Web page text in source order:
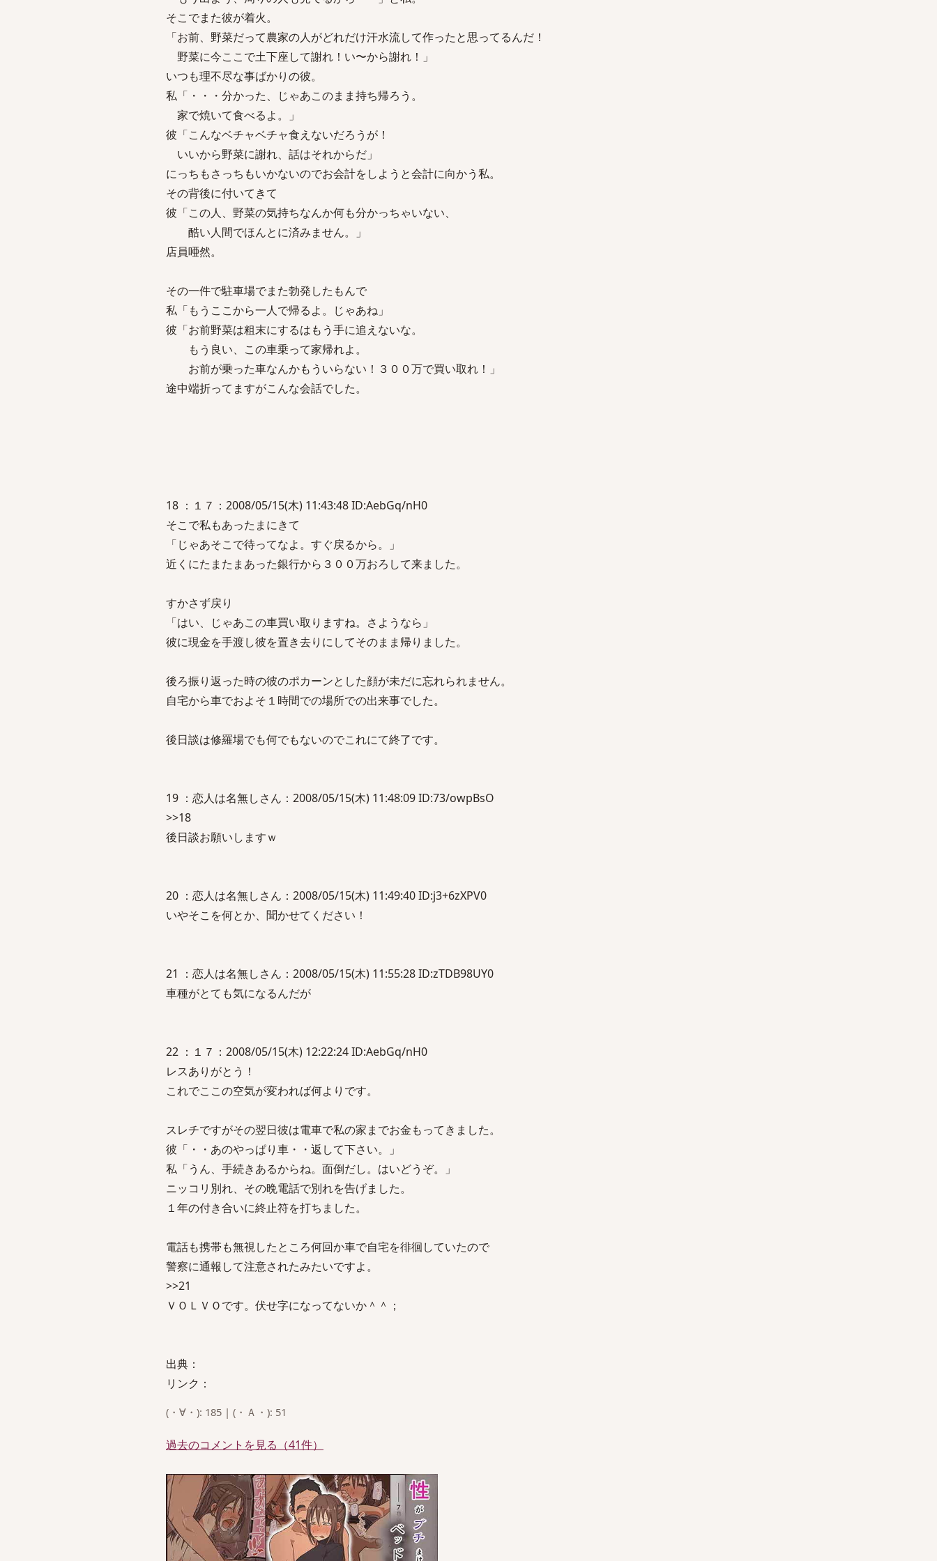
そこでまた彼が着火。
「お前、野菜だって農家の人がどれだけ汗水流して作ったと思ってるんだ！
野菜に今ここで土下座して謝れ！い〜から謝れ！」
いつも理不尽な事ばかりの彼。
私「・・・分かった、じゃあこのまま持ち帰ろう。
家で焼いて食べるよ。」
彼「こんなベチャベチャ食えないだろうが！
いいから野菜に謝れ、話はそれからだ」
にっちもさっちもいかないのでお会計をしようと会計に向かう私。
その背後に付いてきて
彼「この人、野菜の気持ちなんか何も分かっちゃいない、
酷い人間でほんとに済みません。」
店員唖然。
その一件で駐車場でまた勃発したもんで
私「もうここから一人で帰るよ。じゃあね」
彼「お前野菜は粗末にするはもう手に追えないな。
もう良い、この車乗って家帰れよ。
お前が乗った車なんかもういらない！３００万で買い取れ！」
途中端折ってますがこんな会話でした。
18 ：１７：2008/05/15(木) 11:43:48 ID:AebGq/nH0
そこで私もあったまにきて
「じゃあそこで待ってなよ。すぐ戻るから。」
近くにたまたまあった銀行から３００万おろして来ました。
すかさず戻り
「はい、じゃあこの車買い取りますね。さようなら」
彼に現金を手渡し彼を置き去りにしてそのまま帰りました。
後ろ振り返った時の彼のポカーンとした顔が未だに忘れられません。
自宅から車でおよそ１時間での場所での出来事でした。
後日談は修羅場でも何でもないのでこれにて終了です。
19 ：恋人は名無しさん：2008/05/15(木) 11:48:09 ID:73/owpBsO
>>18
後日談お願いしますｗ
20 ：恋人は名無しさん：2008/05/15(木) 11:49:40 ID:j3+6zXPV0
いやそこを何とか、聞かせてください！
21 ：恋人は名無しさん：2008/05/15(木) 11:55:28 ID:zTDB98UY0
車種がとても気になるんだが
22 ：１７：2008/05/15(木) 12:22:24 ID:AebGq/nH0
レスありがとう！
これでここの空気が変われば何よりです。
スレチですがその翌日彼は電車で私の家までお金もってきました。
彼「・・あのやっぱり車・・返して下さい。」
私「うん、手続きあるからね。面倒だし。はいどうぞ。」
ニッコリ別れ、その晩電話で別れを告げました。
１年の付き合いに終止符を打ちました。
電話も携帯も無視したところ何回か車で自宅を徘徊していたので
警察に通報して注意されたみたいですよ。
>>21
ＶＯＬＶＯです。伏せ字になってないか＾＾；
出典：
リンク：
(・∀・): 185 | (・Ａ・): 51
過去のコメントを見る（41件）